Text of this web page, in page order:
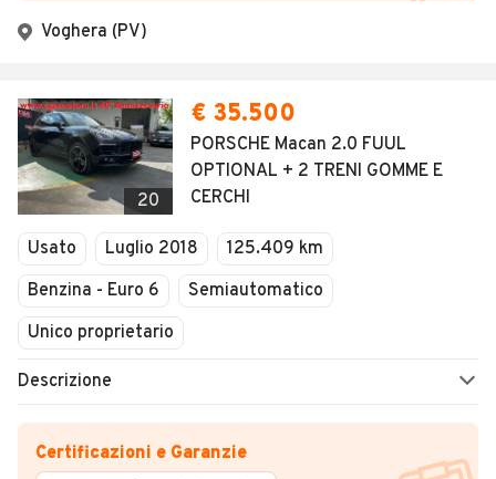
Voghera (PV)
20
€ 35.500
PORSCHE Macan 2.0 FUUL
OPTIONAL + 2 TRENI GOMME E
CERCHI
Usato Luglio 2018
125.409 km
Benzina - Euro 6
Semiautomatico
Unico proprietario
Descrizione
Certificazioni e Garanzie